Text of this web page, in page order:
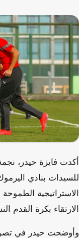
أكدت فايزة حيدر،
للسيدات بنادي
الاستراتيجية
الارتقاء بكرة القدم
وأوضحت حيدر في